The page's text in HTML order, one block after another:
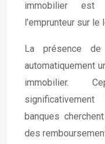
immobilier est
l’emprunteur sur le
La présence
automatiquement
immobilier.
banques
des